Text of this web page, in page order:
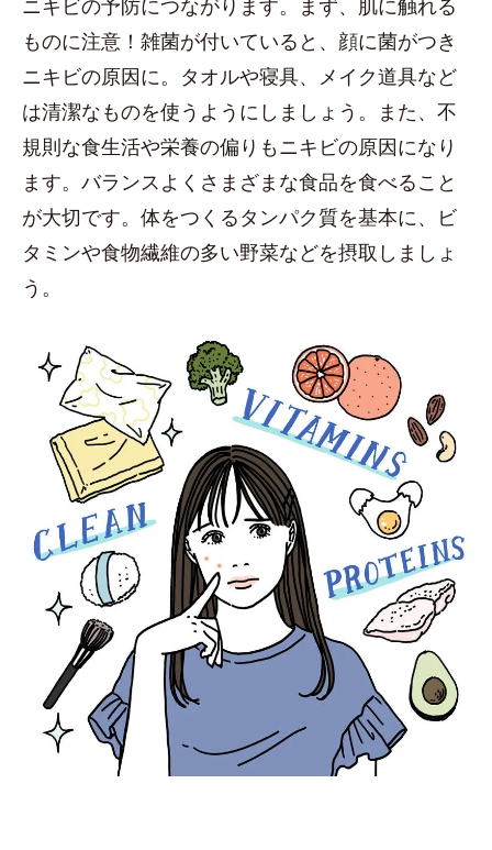
ニキビの予防につながります。まず、肌に触れる
ものに注意！雑菌が付いていると、顔に菌がつき
ニキビの原因に。タオルや寝具、メイク道具など
は清潔なものを使うようにしましょう。また、不
規則な食生活や栄養の偏りもニキビの原因になり
ます。バランスよくさまざまな食品を食べること
が大切です。体をつくるタンパク質を基本に、ビ
タミンや食物繊維の多い野菜などを摂取しましょ
う。